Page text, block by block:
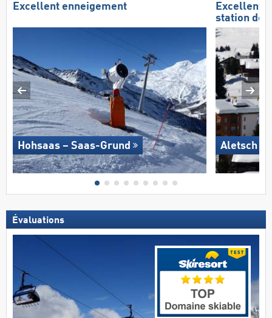
Excellent enneigement
Hohsaas – Saas-Grund
Excellente
station de
Aletsch
Évaluations